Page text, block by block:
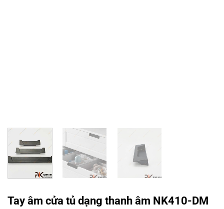
Tay âm cửa tủ dạng thanh âm NK410-DM